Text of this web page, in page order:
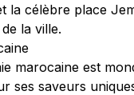
la célèbre place
la ville.
marocaine est
ses saveurs